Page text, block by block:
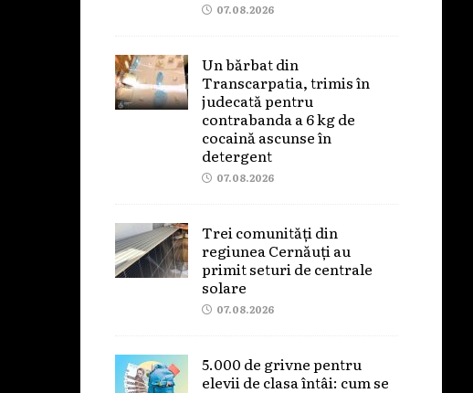
07.08.2026
Un bărbat din
Transcarpatia, trimis în
judecată pentru
contrabanda a 6 kg de
cocaină ascunse în
detergent
07.08.2026
Trei comunități din
regiunea Cernăuți au
primit seturi de centrale
solare
07.08.2026
5.000 de grivne pentru
elevii de clasa întâi: cum se